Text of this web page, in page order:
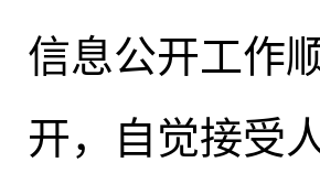
信息公开工作
开，
自觉接受